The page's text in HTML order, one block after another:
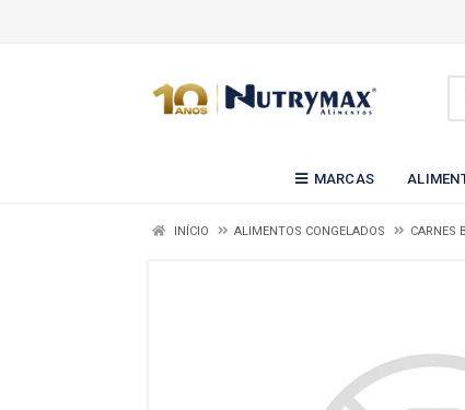
MARCAS
INÍCIO ALIMENTOS CONGELADOS CARNES